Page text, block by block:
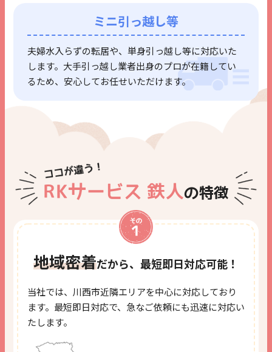
ミニ引っ越し等
夫婦水入らずの転居や、 単身引っ越し等に対応いた
します。 大手引っ越し業者出身のプロが在籍してい
るため、 安心してお任せいただけます。
RKサービス 鉄人の特徴
地域密着だから、 最短即日対応可能！
当社では、川西市近隣エリアを中心に対応しており
ます。 最短即日対応で、急なご依頼にも迅速に対応い
たします。